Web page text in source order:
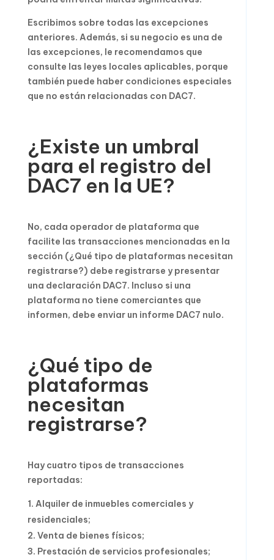
Escribimos sobre todas las excepciones
anteriores. Además, si su negocio es una de
las excepciones, le recomendamos que
consulte las leyes locales aplicables, porque
también puede haber condiciones especiales
que no están relacionadas con DAC7.
¿Existe un umbral
para el registro del
DAC7 en la UE?
No, cada operador de plataforma que
facilite las transacciones mencionadas en la
sección (¿Qué tipo de plataformas necesitan
registrarse?) debe registrarse y presentar
una declaración DAC7. Incluso si una
plataforma no tiene comerciantes que
informen, debe enviar un informe DAC7 nulo.
¿Qué tipo de
plataformas
necesitan
registrarse?
Hay cuatro tipos de transacciones
reportadas:
Alquiler de inmuebles comerciales y
residenciales;
Venta de bienes físicos;
Prestación de servicios profesionales;